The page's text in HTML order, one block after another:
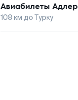
Авиабилеты Адлер
108 км до Турку